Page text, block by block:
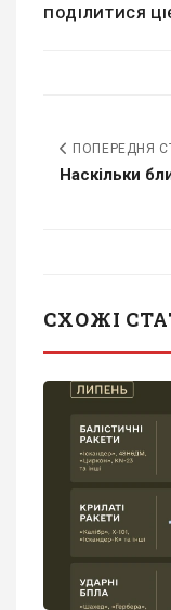
ПОДІЛИТИСЯ
ПОПЕРЕДНЯ
Наскільки
СХОЖІ